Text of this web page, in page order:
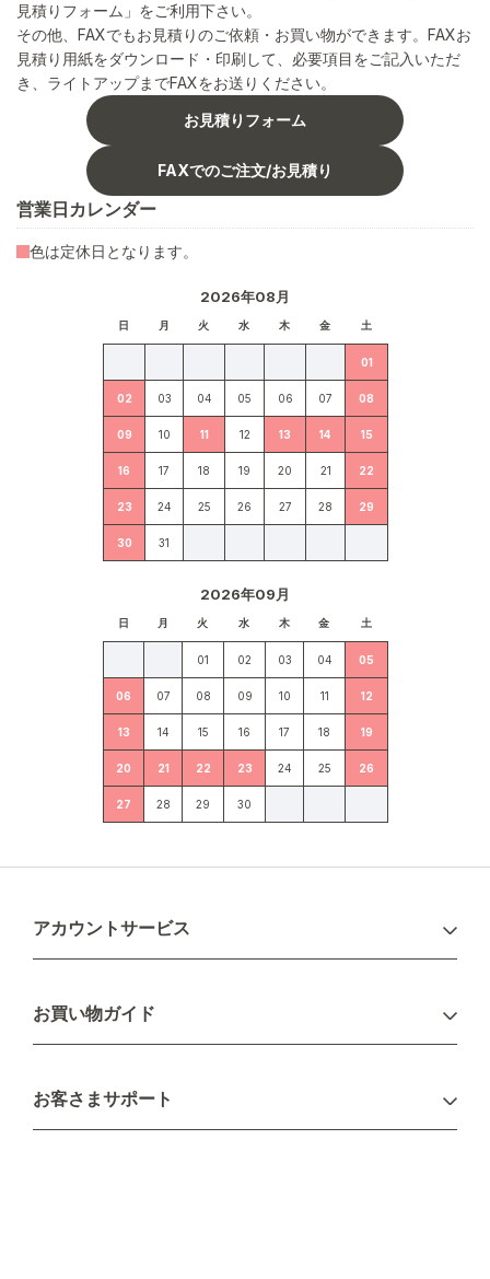
見積りフォーム」をご利用下さい。
その他、FAXでもお見積りのご依頼・お買い物ができます。FAXお
見積り用紙をダウンロード・印刷して、必要項目をご記入いただ
き、ライトアップまでFAXをお送りください。
お見積りフォーム
FAXでのご注文/お見積り
営業日カレンダー
2026年08月
日 月 火 水 木 金 土
01
02 03 04 05 06 07 08
09 10 11 12 13 14 15
16 17 18 19 20 21 22
23 24 25 26 27 28 29
30 31
2026年09月
日 月 火 水 木 金 土
01 02 03 04 05
06 07 08 09 10 11 12
13 14 15 16 17 18 19
20 21 22 23 24 25 26
27 28 29 30
色は定休日となります。
アカウントサービス
新規会員登録
お買い物ガイド
配送について
不良品・返品について
お客さまサポート